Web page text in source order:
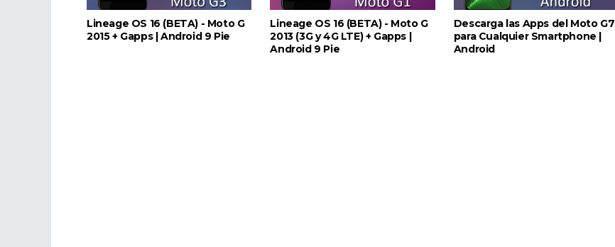
Lineage OS 16 (BETA) - Moto G
2015 + Gapps | Android 9 Pie
Lineage OS 16 (BETA) - Moto G
2013 (3G y 4G LTE) + Gapps |
Android 9 Pie
Descarga las Apps del Moto G7
para Cualquier Smartphone |
Android